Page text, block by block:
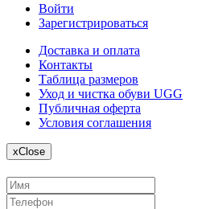
Войти
Зарегистрироваться
Доставка и оплата
Контакты
Таблица размеров
Уход и чистка обуви UGG
Публичная оферта
Условия соглашения
xClose